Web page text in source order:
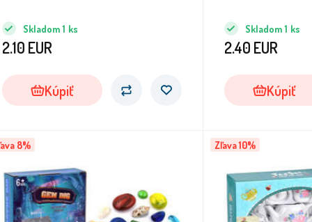
Skladom 1 ks
2.10 EUR
Kúpiť
Skladom 1 ks
2.40 EUR
Kúpiť
8% Zľava 10%